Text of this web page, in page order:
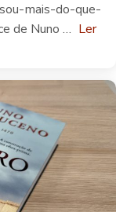
mais-do-que-
de Nuno … Ler